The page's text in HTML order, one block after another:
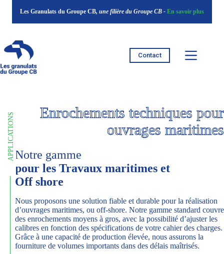
contenu
Les Granulats du Groupe CB, une filière du Groupe CB - En savoir plus
Contact
APPLICATIONS
Enrochements techniques pour
ouvrages maritimes
Notre gamme
pour les Travaux maritimes et
Off shore
Nous proposons une solution fiable et durable pour la réalisation
d’ouvrages maritimes, ou off-shore. Notre gamme standard couvre
des enrochements moyens à gros, avec la possibilité d’ajuster les
calibres en fonction des spécifications de votre cahier des charges.
Grâce à une capacité de production élevée, nous assurons la
fourniture de volumes importants dans des délais maîtrisés.